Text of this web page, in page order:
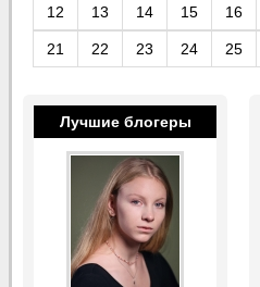
12 13 14 15 16
21 22 23 24 25
Лучшие блогеры